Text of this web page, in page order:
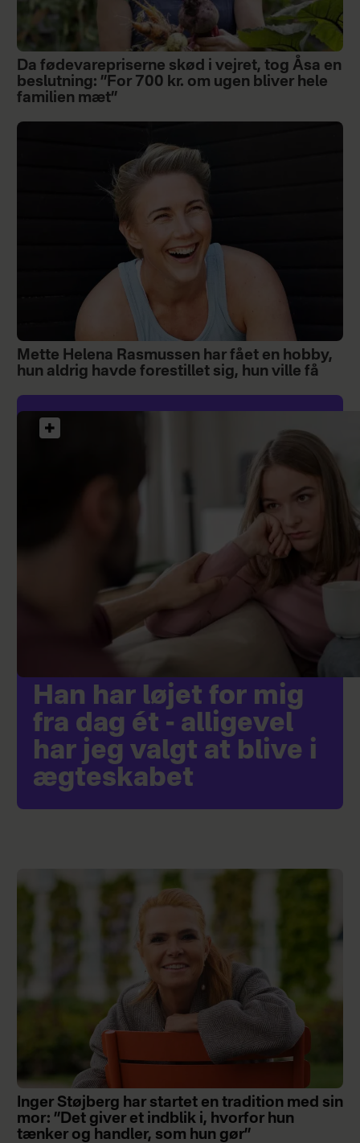
Da fødevarepriserne skød i vejret, tog Åsa en
beslutning: ”For 700 kr. om ugen bliver hele
familien mæt”
Mette Helena Rasmussen har fået en hobby,
hun aldrig havde forestillet sig, hun ville få
Han har løjet for mig
fra dag ét - alligevel
har jeg valgt at blive i
ægteskabet
Inger Støjberg har startet en tradition med sin
mor: ”Det giver et indblik i, hvorfor hun
tænker og handler, som hun gør”